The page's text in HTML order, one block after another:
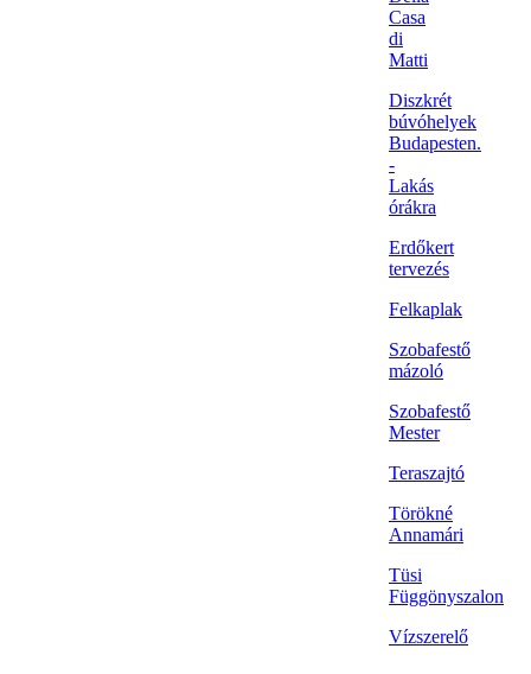
Casa
di
Matti
Diszkrét
búvóhelyek
Budapesten.
-
Lakás
órákra
Erdőkert
tervezés
Felkaplak
Szobafestő
mázoló
Szobafestő
Mester
Teraszajtó
Törökné
Annamári
Tüsi
Függönyszalon
Vízszerelő